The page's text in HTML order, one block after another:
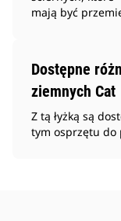
mają być
Dostępne
ziemnych Cat
Z tą łyżką są
tym osprzętu do